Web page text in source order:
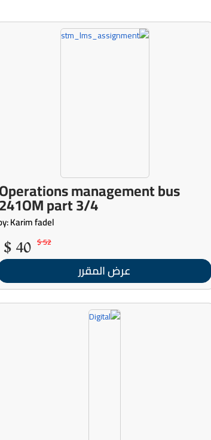
Operations management bus
241OM part 3/4
Karim fadel
40 $ 52 $
عرض المقرر